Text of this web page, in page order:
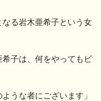
る岩木亜希子という女
子は、何をやってもビ
うな者にございます」